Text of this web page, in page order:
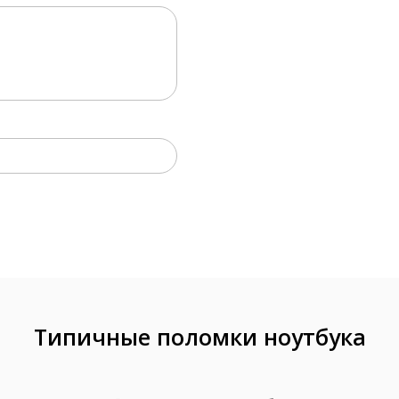
Windows
жесткого диска (за 1 час)
данных на PC-3000
жидкостями дисковода (привода)
1500-4500
Типичные поломки ноутбука